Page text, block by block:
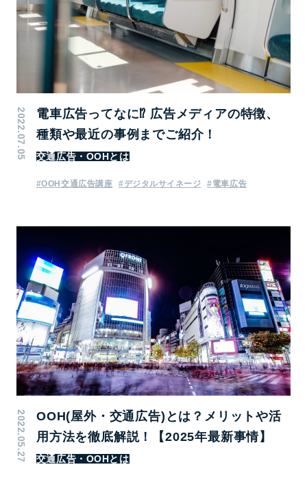
2022.07.05
電車広告ってなに⁉ 広告メディアの特徴、
種類や最近の事例までご紹介！
交通広告・OOHとは
#OOH交通広告講座 #デジタルサイネージ #電車広告
2022.05.27
OOH(屋外・交通広告)とは？メリットや活
用方法を徹底解説！【2025年最新事情】
交通広告・OOHとは